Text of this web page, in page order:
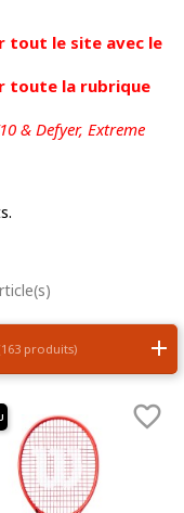
tout le site avec le
toute la rubrique
& Defyer, Extreme
produits)
